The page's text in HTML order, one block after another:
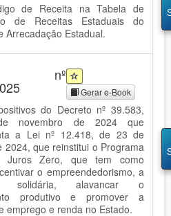
de Receita na Tabela de
de Receitas Estaduais do
Arrecadação Estadual.
nº
Gerar e-Book
do Decreto nº 39.583,
novembro de 2024 que
a Lei nº 12.418, de 23 de
2024, que reinstitui o Programa
Juros Zero, que tem como
o empreendedorismo, a
solidária, alavancar o
produtivo e promover a
emprego e renda no Estado.